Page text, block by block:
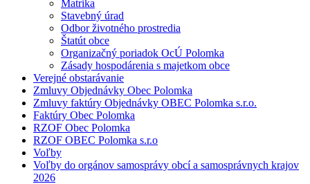
Matrika
Stavebný úrad
Odbor životného prostredia
Štatút obce
Organizačný poriadok OcÚ Polomka
Zásady hospodárenia s majetkom obce
Verejné obstarávanie
Zmluvy Objednávky Obec Polomka
Zmluvy faktúry Objednávky OBEC Polomka s.r.o.
Faktúry Obec Polomka
RZOF Obec Polomka
RZOF OBEC Polomka s.r.o
Voľby
Voľby do orgánov samosprávy obcí a samosprávnych krajov
2026